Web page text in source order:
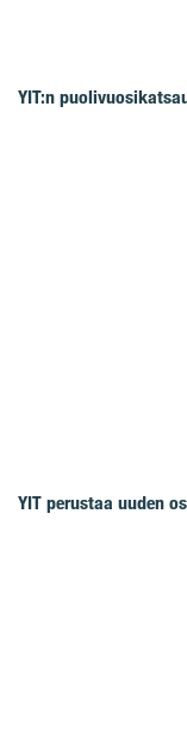
YIT:n
YIT perustaa uuden